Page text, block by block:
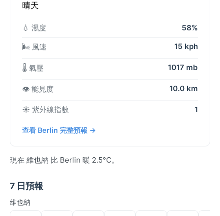
晴天
💧 濕度 58%
🌬️ 風速 15 kph
🌡️ 氣壓 1017 mb
👁️ 能見度 10.0 km
☀️ 紫外線指數 1
查看 Berlin 完整預報 →
現在 維也納 比 Berlin 暖 2.5°C。
7 日預報
維也納